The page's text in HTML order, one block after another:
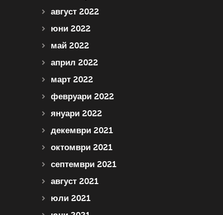
август 2022
юни 2022
май 2022
април 2022
март 2022
февруари 2022
януари 2022
декември 2021
октомври 2021
септември 2021
август 2021
юли 2021